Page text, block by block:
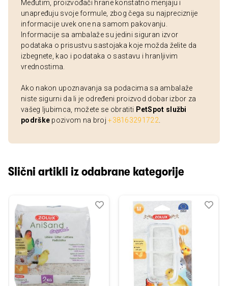
Međutim, proizvođači hrane konstatno menjaju i
unapređuju svoje formule, zbog čega su najpreciznije
informacije uvek one na samom pakovanju.
Informacije sa ambalaže su jedini siguran izvor
podataka o prisustvu sastojaka koje možda želite da
izbegnete, kao i podataka o sastavu i hranljivim
vrednostima.
Ako nakon upoznavanja sa podacima sa ambalaže
niste sigurni da li je određeni proizvod dobar izbor za
vašeg ljubimca, možete se obratiti PetSpot službi
podrške pozivom na broj+38163291722
Slični artikli iz odabrane kategorije
Dodaj
Uporedi